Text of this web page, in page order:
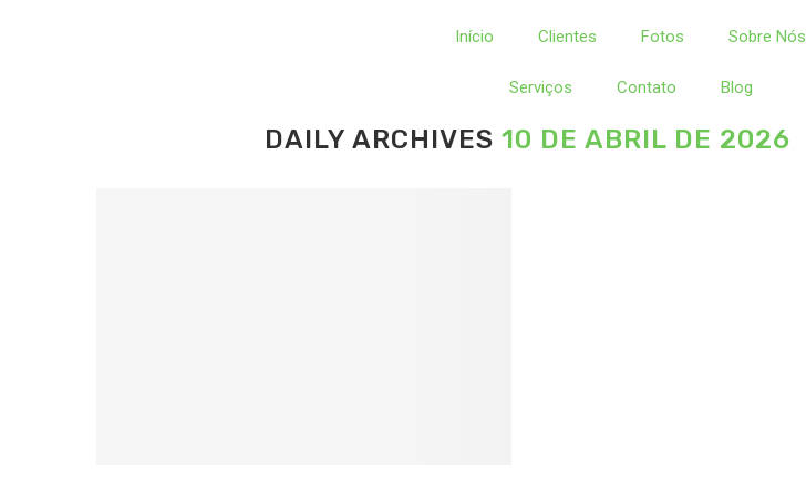
Início Clientes Fotos Sobre Nós
Serviços Contato Blog
DAILY ARCHIVES10 DE ABRIL DE 2026